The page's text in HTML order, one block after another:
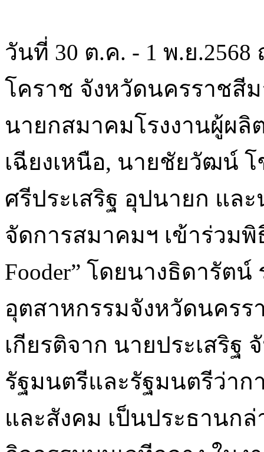
วันที่ 30 ต.ค. - 1 พ.ย
โคราช จังหวัดนครราช
นายกสมาคมโรงงานผู้ผ
เฉียงเหนือ, นายชัยวัฒน์
ศรีประเสริฐ อุปนายก แล
จัดการสมาคมฯ เข้าร่วมพิ
Fooder” โดยนางธิดารัต
อุตสาหกรรมจังหวัดนครร
เกียรติจาก นายประเสริฐ
รัฐมนตรีและรัฐมนตรีว่าก
และสังคม เป็นประธานกล่